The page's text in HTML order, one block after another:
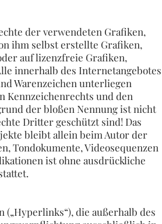
der verwendeten Grafiken,
ihm selbst erstellte Grafiken,
auf lizenzfreie Grafiken,
innerhalb des Internetangebotes
Warenzeichen unterliegen
Kennzeichenrechts und den
der bloßen Nennung ist nicht
Dritter geschützt sind! Das
bleibt allein beim Autor der
Tondokumente, Videosequenzen
ist ohne ausdrückliche
die außerhalb des